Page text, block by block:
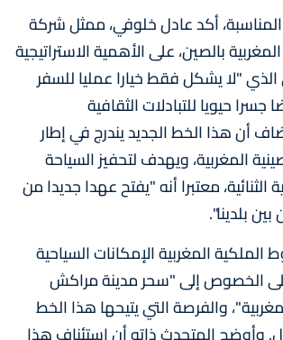
أكد عادل خلوفي، ممثل شركة
بالصين، على الأهمية الاستراتيجية
"لا يشكل فقط خيارا عمليا للسفر
جسرا حيويا للتبادلات الثقافية
أن هذا الخط الجديد يندرج في إطار
المغربية، ويهدف لتحفيز السياحة
الثنائية، معتبرا أنه "يفتح عهدا جديدا من
بلدينا".
الملكية المغربية الإمكانات السياحية
الخصوص إلى "سحر مدينة مراكش
والفرصة التي يتيحها هذا الخط
وأوضح المتحدث ذاته أن استئناف هذا